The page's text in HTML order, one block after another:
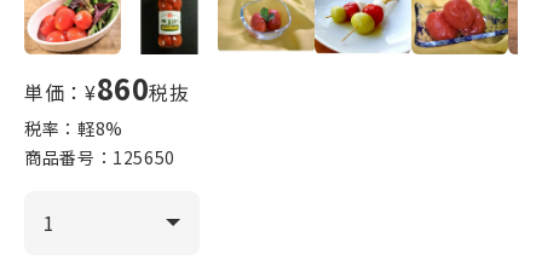
単価：¥860税抜
税率：軽8%
商品番号： 125650